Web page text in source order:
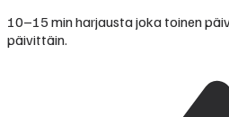
10–15 min harjausta joka toinen
päivittäin.